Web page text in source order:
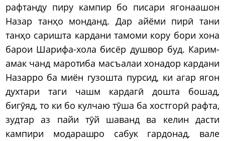
рафтанду пиру кампир бо писари ягонаашон
Назар танҳо монданд. Дар айёми пирӣ тани
танҳо саришта кардани тамоми кору бори хона
барои Шарифа-хола бисёр душвор буд. Карим-
амак чанд маротиба масъалаи хонадор кардани
Назарро ба миён гузошта пурсид, ки агар ягон
духтари таги чашм кардагӣ дошта бошад,
бигӯяд, то ки бо кулчаю тӯша ба хостгорӣ рафта,
зудтар аз пайи тӯй шаванд ва келин дасти
кампири модарашро сабук гардонад, вале